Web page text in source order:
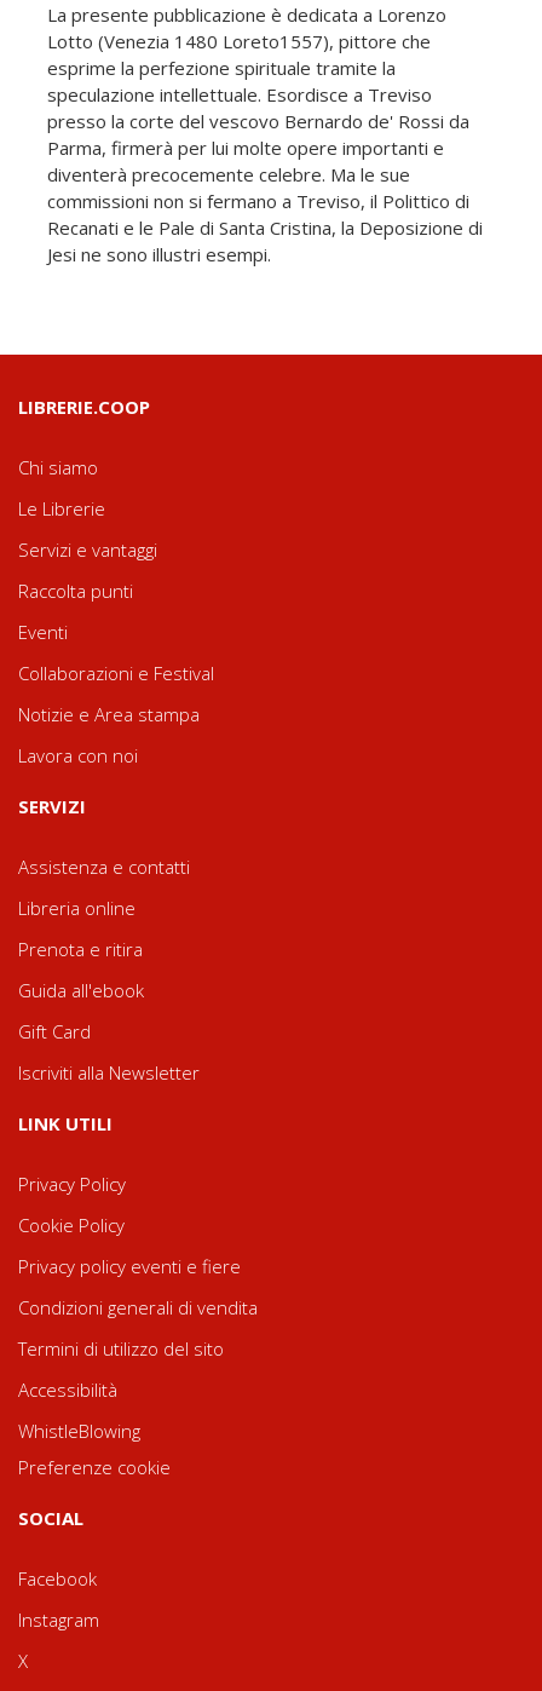
La presente pubblicazione è dedicata a Lorenzo
Lotto (Venezia 1480 Loreto1557), pittore che
esprime la perfezione spirituale tramite la
speculazione intellettuale. Esordisce a Treviso
presso la corte del vescovo Bernardo de' Rossi da
Parma, firmerà per lui molte opere importanti e
diventerà precocemente celebre. Ma le sue
commissioni non si fermano a Treviso, il Polittico di
Recanati e le Pale di Santa Cristina, la Deposizione di
Jesi ne sono illustri esempi.
LIBRERIE.COOP
Chi siamo
Le Librerie
Servizi e vantaggi
Raccolta punti
Eventi
Collaborazioni e Festival
Notizie e Area stampa
Lavora con noi
SERVIZI
Assistenza e contatti
Libreria online
Prenota e ritira
Guida all'ebook
Gift Card
Iscriviti alla Newsletter
LINK UTILI
Privacy Policy
Cookie Policy
Privacy policy eventi e fiere
Condizioni generali di vendita
Termini di utilizzo del sito
Accessibilità
WhistleBlowing
Preferenze cookie
SOCIAL
Facebook
Instagram
X